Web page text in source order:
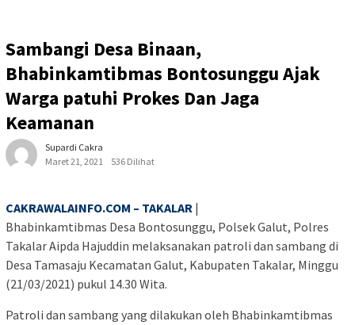
Sambangi Desa Binaan,
Bhabinkamtibmas Bontosunggu Ajak
Warga patuhi Prokes Dan Jaga
Keamanan
Supardi Cakra
Maret 21, 2021
536 Dilihat
CAKRAWALAINFO.COM – TAKALAR |
Bhabinkamtibmas Desa Bontosunggu, Polsek Galut, Polres
Takalar Aipda Hajuddin melaksanakan patroli dan sambang di
Desa Tamasaju Kecamatan Galut, Kabupaten Takalar, Minggu
(21/03/2021) pukul 14.30 Wita.
Patroli dan sambang yang dilakukan oleh Bhabinkamtibmas